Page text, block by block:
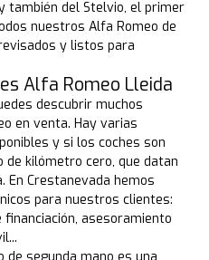
también del Stelvio, el primer
nuestros Alfa Romeo de
y listos para
Alfa Romeo Lleida
descubrir muchos
en venta. Hay varias
y si los coches son
kilómetro cero, que datan
En Crestanevada hemos
para nuestros clientes:
asesoramiento